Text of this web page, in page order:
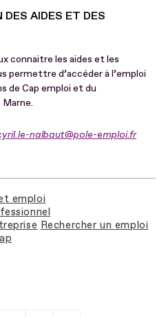
AIDES ET DES
connaitre les aides et les
permettre d’accéder à l’emploi
de Cap emploi et du
nalbaut@pole-emploi.fr
emploi
Rechercher un emploi